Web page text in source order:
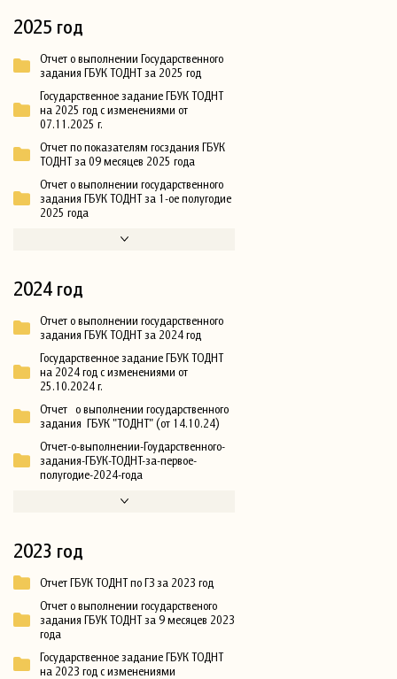
2025 год
Отчет о выполнении Государственного
задания ГБУК ТОДНТ за 2025 год
Государственное задание ГБУК ТОДНТ
на 2025 год с изменениями от
07.11.2025 г.
Отчет по показателям госздания ГБУК
ТОДНТ за 09 месяцев 2025 года
Отчет о выполнении государственного
задания ГБУК ТОДНТ за 1-ое полугодие
2025 года
2024 год
Отчет о выполнении государственного
задания ГБУК ТОДНТ за 2024 год
Государственное задание ГБУК ТОДНТ
на 2024 год с изменениями от
25.10.2024 г.
Отчет о выполнении государственного
задания ГБУК "ТОДНТ" (от 14.10.24)
Отчет-о-выполнении-Гоударственного-
задания-ГБУК-ТОДНТ-за-первое-
полугодие-2024-года
2023 год
Отчет ГБУК ТОДНТ по ГЗ за 2023 год
Отчет о выполнении государственого
задания ГБУК ТОДНТ за 9 месяцев 2023
года
Государственное задание ГБУК ТОДНТ
на 2023 год с изменениями